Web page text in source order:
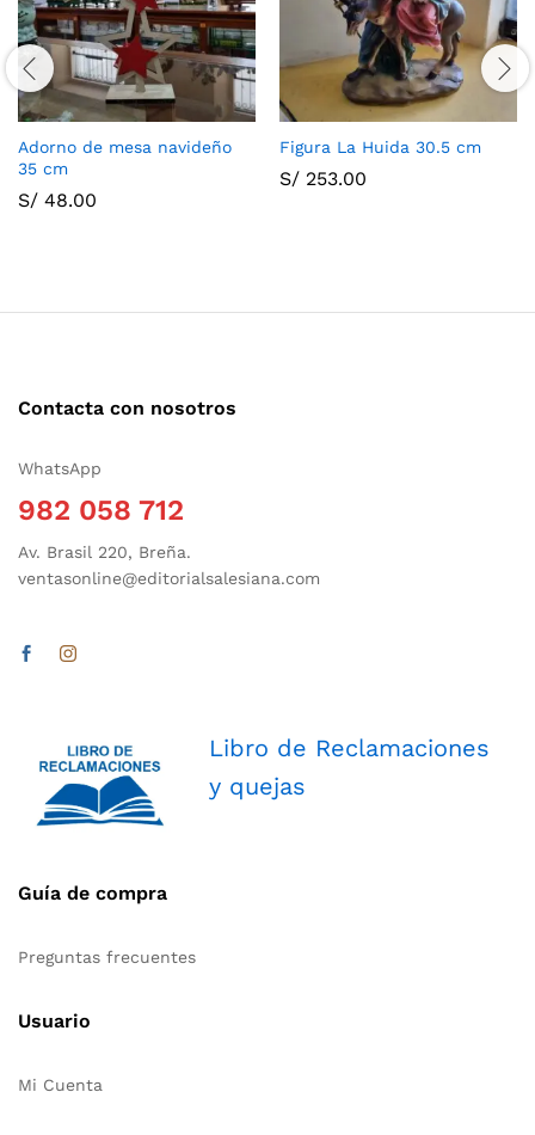
Adorno de mesa navideño
35 cm
S/ 48.00
Figura La Huida 30.5 cm
S/ 253.00
Contacta con nosotros
WhatsApp
982 058 712
Av. Brasil 220, Breña.
ventasonline@editorialsalesiana.com
Libro de Reclamaciones
y quejas
Guía de compra
Preguntas frecuentes
Usuario
Mi Cuenta